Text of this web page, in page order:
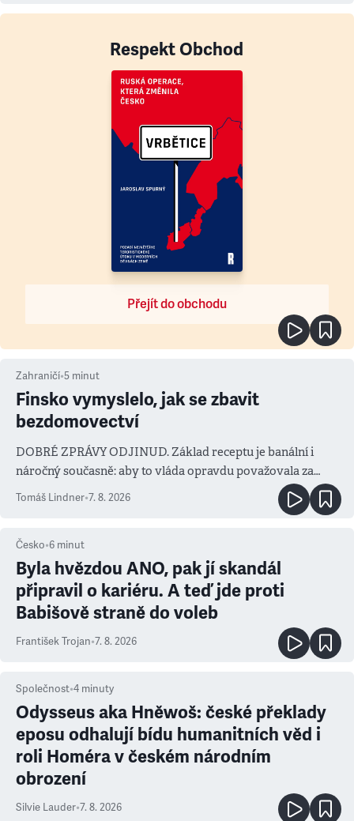
Respekt Obchod
Přejít do obchodu
Zahraničí•5 minut
Finsko vymyslelo, jak se zbavit
bezdomovectví
DOBRÉ ZPRÁVY ODJINUD. Základ receptu je banální i
náročný současně: aby to vláda opravdu považovala za
Tomáš Lindner•7. 8. 2026
Česko•6 minut
Byla hvězdou ANO, pak jí skandál
připravil o kariéru. A teď jde proti
Babišově straně do voleb
František Trojan•7. 8. 2026
Společnost•4 minuty
Odysseus aka Hněwoš: české překlady
eposu odhalují bídu humanitních věd i
roli Homéra v českém národním
obrození
Silvie Lauder•7. 8. 2026